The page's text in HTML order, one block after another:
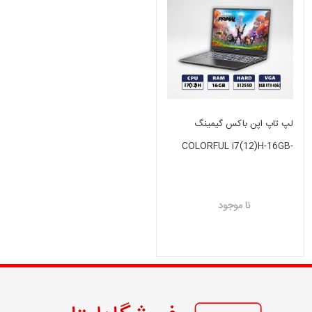
لپ تاپ اپن باکس گیمینگ
COLORFUL i7(12)H-16GB-
نا موجود